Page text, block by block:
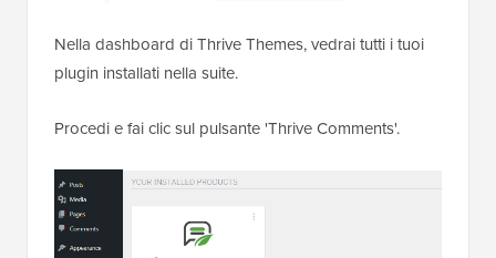
Nella dashboard di Thrive Themes, vedrai tutti i tuoi
plugin installati nella suite.
Procedi e fai clic sul pulsante 'Thrive Comments'.